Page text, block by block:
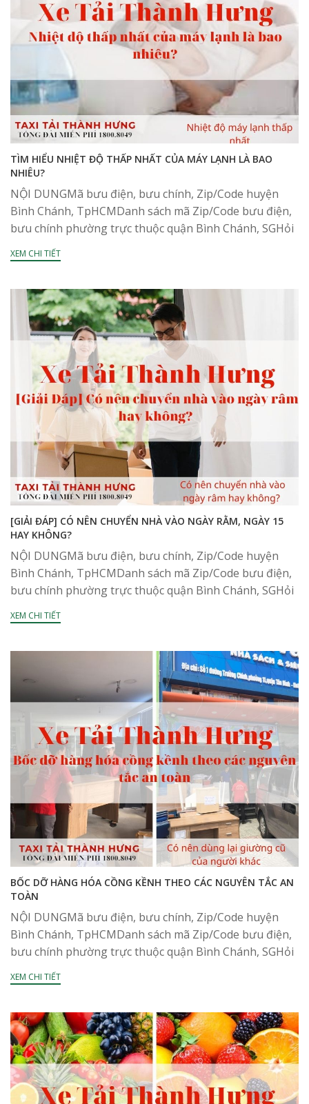
TÌM HIỂU NHIỆT ĐỘ THẤP NHẤT CỦA MÁY LẠNH LÀ BAO
NHIÊU?
NỘI DUNGMã bưu điện, bưu chính, Zip/Code huyện
Bình Chánh, TpHCMDanh sách mã Zip/Code bưu điện,
bưu chính phường trực thuộc quận Bình Chánh, SGHỏi
đáp về mã bưu điên, bưu chính, Zip/Code huyện...
XEM CHI TIẾT
[GIẢI ĐÁP] CÓ NÊN CHUYỂN NHÀ VÀO NGÀY RẰM, NGÀY 15
HAY KHÔNG?
NỘI DUNGMã bưu điện, bưu chính, Zip/Code huyện
Bình Chánh, TpHCMDanh sách mã Zip/Code bưu điện,
bưu chính phường trực thuộc quận Bình Chánh, SGHỏi
đáp về mã bưu điên, bưu chính, Zip/Code huyện...
XEM CHI TIẾT
BỐC DỠ HÀNG HÓA CỒNG KỀNH THEO CÁC NGUYÊN TẮC AN
TOÀN
NỘI DUNGMã bưu điện, bưu chính, Zip/Code huyện
Bình Chánh, TpHCMDanh sách mã Zip/Code bưu điện,
bưu chính phường trực thuộc quận Bình Chánh, SGHỏi
đáp về mã bưu điên, bưu chính, Zip/Code huyện...
XEM CHI TIẾT